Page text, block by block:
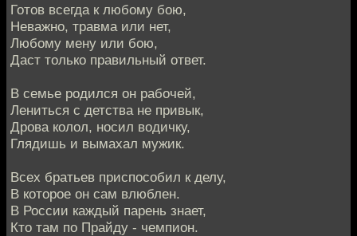
Готов всегда к любому бою,
Неважно, травма или нет,
Любому мену или бою,
Даст только правильный ответ.
В семье родился он рабочей,
Лениться с детства не привык,
Дрова колол, носил водичку,
Глядишь и вымахал мужик.
Всех братьев приспособил к делу,
В которое он сам влюблен.
В России каждый парень знает,
Кто там по Прайду - чемпион.